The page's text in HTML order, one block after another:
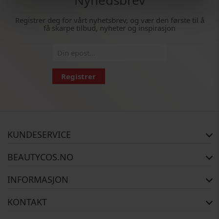
Registrer deg for vårt nyhetsbrev, og vær den første til å
få skarpe tilbud, nyheter og inspirasjon
Registrer
KUNDESERVICE
BEAUTYCOS.NO
INFORMASJON
KONTAKT